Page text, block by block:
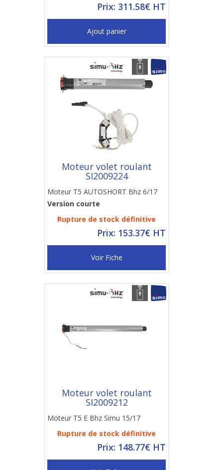
Prix: 311.58€ HT
Ajout panier
Moteur volet roulant
SI2009224
Moteur T5 AUTOSHORT Bhz 6/17
Version courte
Rupture de stock définitive
Prix: 153.37€ HT
Voir Fiche
Moteur volet roulant
SI2009212
Moteur T5 E Bhz Simu 15/17
Rupture de stock définitive
Prix: 148.77€ HT